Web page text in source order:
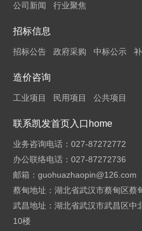
公司新闻 行业聚焦
招标信息
招标公告 政府采购 中标公示
造价咨询
工业项目 民用项目 公共项目
联系凯发首页入口home
业务咨询电话：027-87272772
办公联络电话：027-87272736
邮箱：guohuazhaopin@126.com
蔡甸地址：湖北省武汉市蔡甸区蔡
武昌地址：湖北省武汉市武昌区中
10楼